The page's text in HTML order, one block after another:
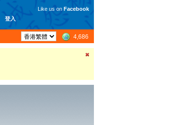
登入
Like us on Facebook
4,686